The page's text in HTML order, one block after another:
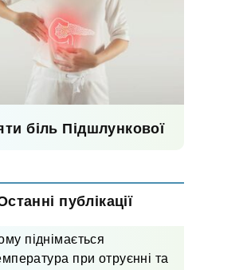
біль Підшлункової
публікації
піднімається
при отруєнні та